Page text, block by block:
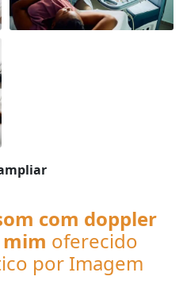
com doppler
oferecido
por Imagem